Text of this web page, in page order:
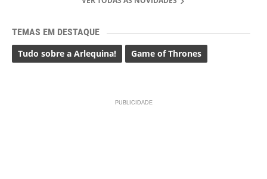
TEMAS EM DESTAQUE
Tudo sobre a Arlequina!
Game of Thrones